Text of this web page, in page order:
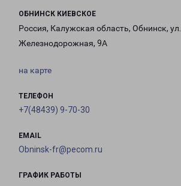
ОБНИНСК КИЕВСКОЕ
Россия, Калужская область, Обнинск, ул.
Железнодорожная, 9А
на карте
ТЕЛЕФОН
+7(48439) 9-70-30
EMAIL
Obninsk-fr@pecom.ru
ГРАФИК РАБОТЫ